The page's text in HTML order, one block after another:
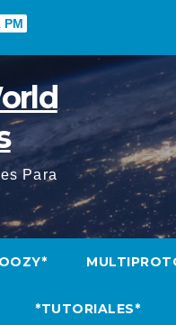
PM
Para
*TUTORIALES*